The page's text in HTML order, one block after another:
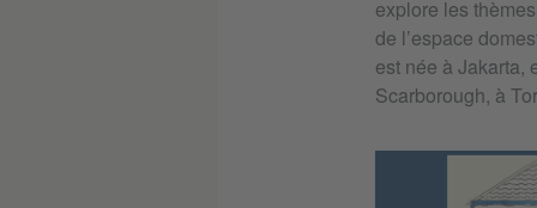
explore les
de l’espace
est née à Jakarta,
Scarborough, à